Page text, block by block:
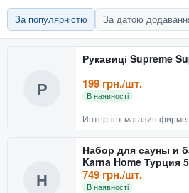
За популярністю За датою
Р
Рукавиці Supreme
199 грн./шт.
В наявності
Интернет магазин
Н
Набор для сауны и
Karna Home Турция
749 грн./шт.
В наявності